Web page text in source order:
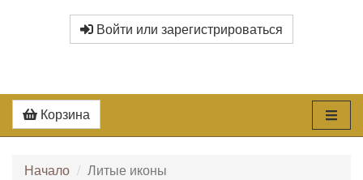
Войти или зарегистрироваться
Корзина
Начало Литые иконы